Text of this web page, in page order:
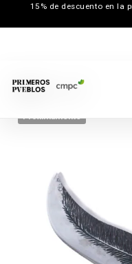
Próximamente